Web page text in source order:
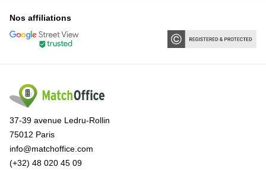
Nos affiliations
37-39 avenue Ledru-Rollin
75012 Paris
info@matchoffice.com
(+32) 48 020 45 09